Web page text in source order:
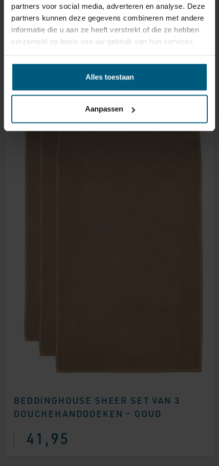
partners voor social media, adverteren en analyse. Deze
partners kunnen deze gegevens combineren met andere
informatie die u aan ze heeft verstrekt of die ze hebben
verzameld op basis van uw gebruik van hun services.
Alles toestaan
Aanpassen
GERELATEERDE PRODUCTEN
BEDDINGHOUSE SHEER SET VAN 3
DOUCHEHANDDOEKEN – GOUD
41,95